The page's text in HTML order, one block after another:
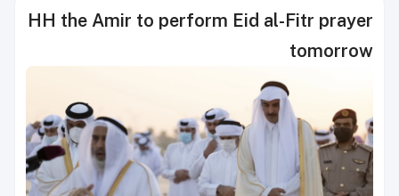
HH the Amir to perform Eid al-Fitr prayer
tomorrow